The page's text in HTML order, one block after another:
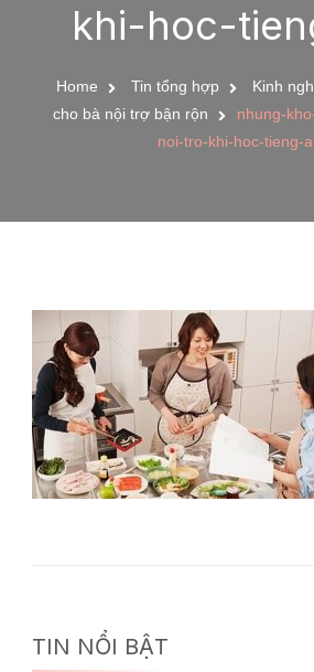
khi-hoc-
Home Tin tổng hợp
Kinh
cho bà nội trợ bận rộn
nhung-
noi-tro-khi-hoc-tieng-
TIN NỔI BẬT